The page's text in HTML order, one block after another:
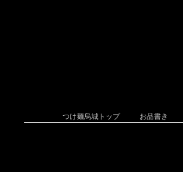
つけ麺烏城トップ お品書き